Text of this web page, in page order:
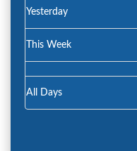
Yesterday
This Week
All Days